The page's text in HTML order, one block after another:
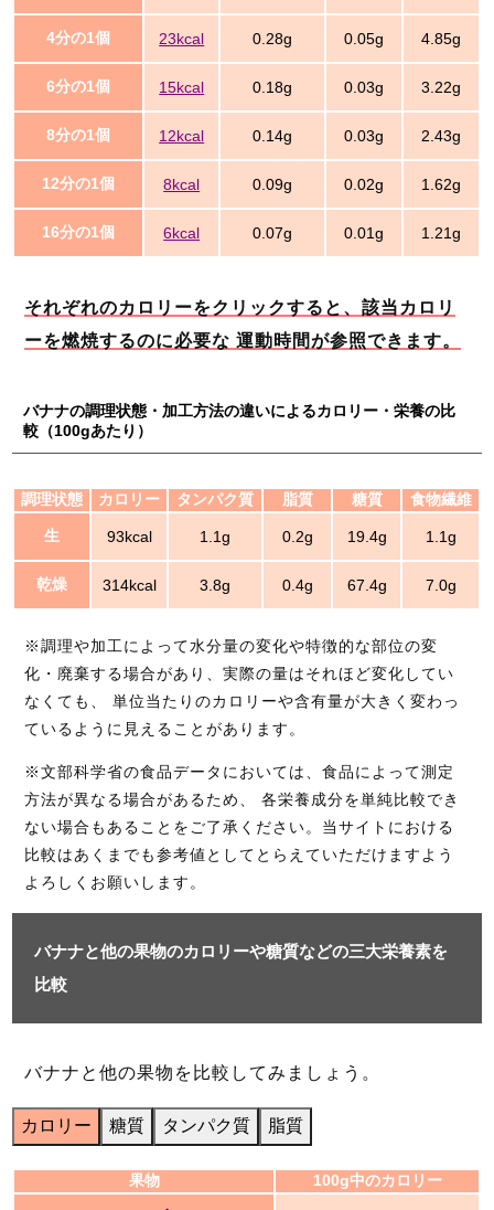
4分の1個 23kcal 0.28g 0.05g 4.85g
6分の1個 15kcal 0.18g 0.03g 3.22g
8分の1個 12kcal 0.14g 0.03g 2.43g
12分の1個 8kcal 0.09g 0.02g 1.62g
16分の1個 6kcal 0.07g 0.01g 1.21g
それぞれのカロリーをクリックすると、該当カロリ
ーを燃焼するのに必要な 運動時間が参照できます。
バナナの調理状態・加工方法の違いによるカロリー・栄養の比
較（100gあたり）
調理状態 カロリー タンパク質 脂質 糖質 食物繊維
生 93kcal 1.1g 0.2g 19.4g 1.1g
乾燥 314kcal 3.8g 0.4g 67.4g 7.0g
※調理や加工によって水分量の変化や特徴的な部位の変
化・廃棄する場合があり、実際の量はそれほど変化してい
なくても、 単位当たりのカロリーや含有量が大きく変わっ
ているように見えることがあります。
※文部科学省の食品データにおいては、食品によって測定
方法が異なる場合があるため、 各栄養成分を単純比較でき
ない場合もあることをご了承ください。当サイトにおける
比較はあくまでも参考値としてとらえていただけますよう
よろしくお願いします。
バナナと他の果物のカロリーや糖質などの三大栄養素を
比較
バナナと他の果物を比較してみましょう。
カロリー 糖質 タンパク質 脂質
果物 100g中のカロリー